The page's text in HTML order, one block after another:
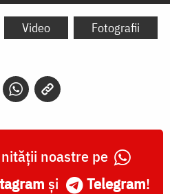
Video Fotografii
noastre pe
și Telegram!